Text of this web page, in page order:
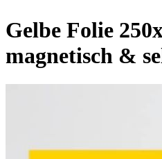
Gelbe Folie
magnetisch &